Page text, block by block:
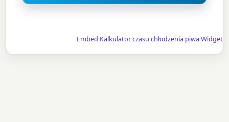
Embed Kalkulator czasu chłodzenia piwa Widget